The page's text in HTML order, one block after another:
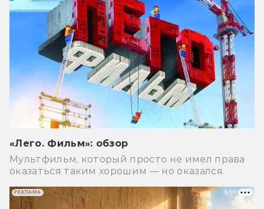
«Лего. Фильм»: обзор
Мультфильм, который просто не имел права
оказаться таким хорошим — но оказался.
РЕКЛАМА